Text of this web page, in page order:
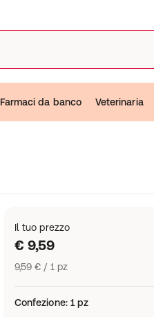
Farmaci da banco Veterinaria
Il tuo prezzo
€ 9,59
9,59 € / 1 pz
Confezione: 1 pz